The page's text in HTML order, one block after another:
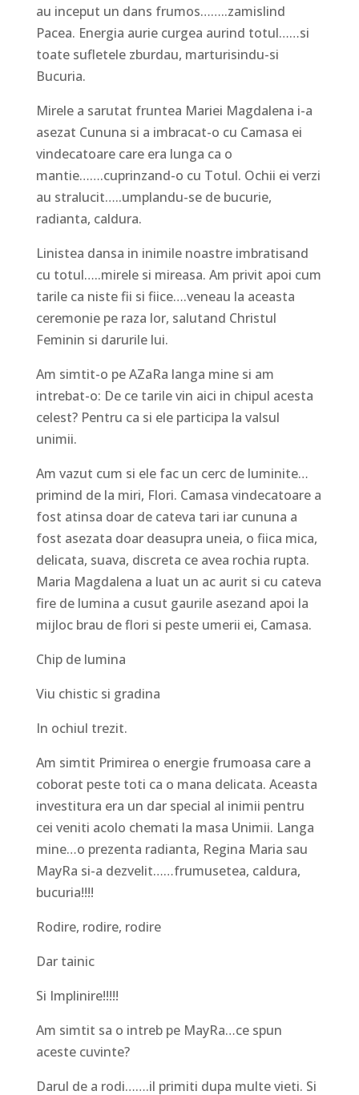
au inceput un dans frumos……..zamislind
Pacea. Energia aurie curgea aurind totul……si
toate sufletele zburdau, marturisindu-si
Bucuria.
Mirele a sarutat fruntea Mariei Magdalena i-a
asezat Cununa si a imbracat-o cu Camasa ei
vindecatoare care era lunga ca o
mantie…….cuprinzand-o cu Totul. Ochii ei verzi
au stralucit…..umplandu-se de bucurie,
radianta, caldura.
Linistea dansa in inimile noastre imbratisand
cu totul…..mirele si mireasa. Am privit apoi cum
tarile ca niste fii si fiice….veneau la aceasta
ceremonie pe raza lor, salutand Christul
Feminin si darurile lui.
Am simtit-o pe AZaRa langa mine si am
intrebat-o: De ce tarile vin aici in chipul acesta
celest? Pentru ca si ele participa la valsul
unimii.
Am vazut cum si ele fac un cerc de luminite…
primind de la miri, Flori. Camasa vindecatoare a
fost atinsa doar de cateva tari iar cununa a
fost asezata doar deasupra uneia, o fiica mica,
delicata, suava, discreta ce avea rochia rupta.
Maria Magdalena a luat un ac aurit si cu cateva
fire de lumina a cusut gaurile asezand apoi la
mijloc brau de flori si peste umerii ei, Camasa.
Chip de lumina
Viu chistic si gradina
In ochiul trezit.
Am simtit Primirea o energie frumoasa care a
coborat peste toti ca o mana delicata. Aceasta
investitura era un dar special al inimii pentru
cei veniti acolo chemati la masa Unimii. Langa
mine…o prezenta radianta, Regina Maria sau
MayRa si-a dezvelit……frumusetea, caldura,
bucuria!!!!
Rodire, rodire, rodire
Dar tainic
Si Implinire!!!!!
Am simtit sa o intreb pe MayRa…ce spun
aceste cuvinte?
Darul de a rodi…….il primiti dupa multe vieti. Si